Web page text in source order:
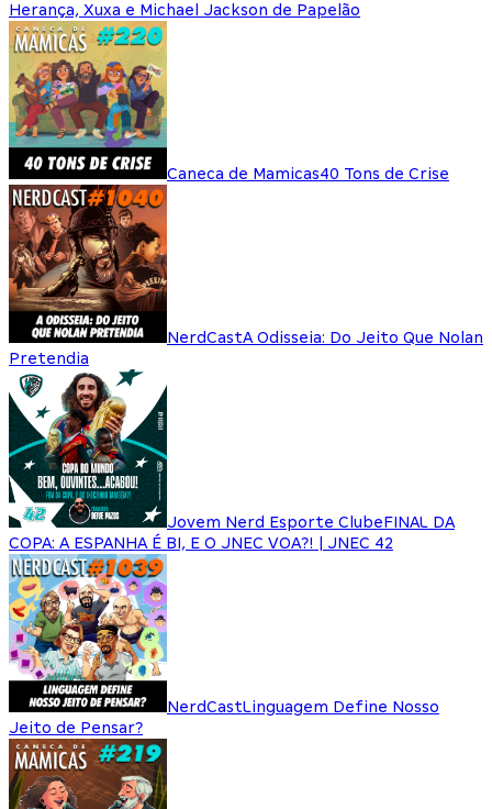
Herança, Xuxa e Michael Jackson de Papelão
Caneca de Mamicas40 Tons de Crise
NerdCastA Odisseia: Do Jeito Que Nolan
Pretendia
Jovem Nerd Esporte ClubeFINAL DA
COPA: A ESPANHA É BI, E O JNEC VOA?! | JNEC 42
NerdCastLinguagem Define Nosso
Jeito de Pensar?